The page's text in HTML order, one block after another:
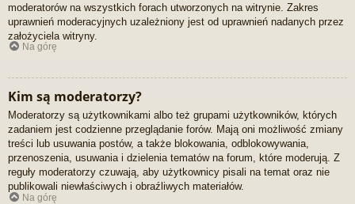
moderatorów na wszystkich forach utworzonych na witrynie. Zakres
uprawnień moderacyjnych uzależniony jest od uprawnień nadanych przez
założyciela witryny.
Na górę
Kim są moderatorzy?
Moderatorzy są użytkownikami albo też grupami użytkowników, których
zadaniem jest codzienne przeglądanie forów. Mają oni możliwość zmiany
treści lub usuwania postów, a także blokowania, odblokowywania,
przenoszenia, usuwania i dzielenia tematów na forum, które moderują. Z
reguły moderatorzy czuwają, aby użytkownicy pisali na temat oraz nie
publikowali niewłaściwych i obraźliwych materiałów.
Na górę